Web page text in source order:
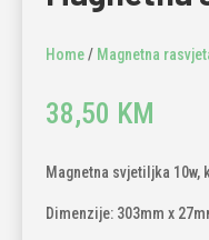
Home/ Magnetna
38,50 KM
Magnetna svjetiljka
Dimenzije: 303mm x